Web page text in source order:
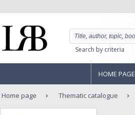
Search by criteria
HOME PAGE
Home page Thematic catalogue